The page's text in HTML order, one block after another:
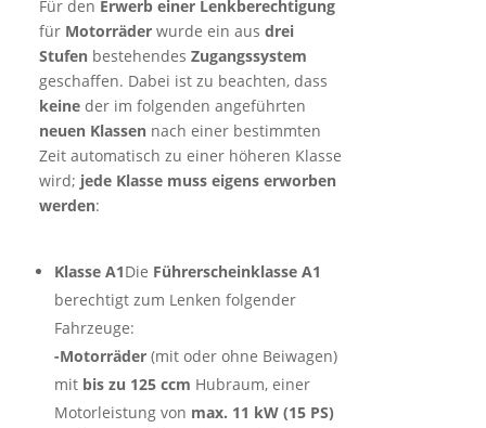
Für den Erwerb einer Lenkberechtigung
für Motorräderwurde ein aus drei
Stufenbestehendes Zugangssystem
geschaffen. Dabei ist zu beachten, dass
keineder im folgenden angeführten
neuen Klassennach einer bestimmten
Zeit automatisch zu einer höheren Klasse
wird; jede Klasse muss eigens erworben
werden:
Klasse A1Die Führerscheinklasse A1
berechtigt zum Lenken folgender
Fahrzeuge:
-Motorräder(mit oder ohne Beiwagen)
mit bis zu 125 ccm Hubraum, einer
Motorleistung von max. 11 kW (15 PS)